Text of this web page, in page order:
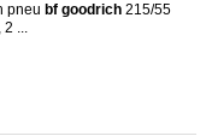
pneu bf goodrich 215/55
2 ...